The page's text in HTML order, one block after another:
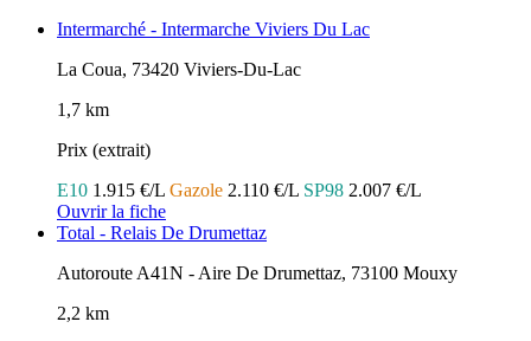
Intermarché - Intermarche Viviers Du Lac
La Coua, 73420 Viviers-Du-Lac
1,7 km
Prix (extrait)
E10 1.915 €/L Gazole 2.110 €/L SP98 2.007 €/L
Ouvrir la fiche
Total - Relais De Drumettaz
Autoroute A41N - Aire De Drumettaz, 73100 Mouxy
2,2 km